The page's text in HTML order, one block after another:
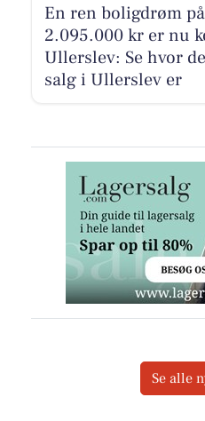
En ren boligdrøm
2.095.000 kr er nu
Ullerslev: Se hvor
salg i Ullerslev er
Se alle